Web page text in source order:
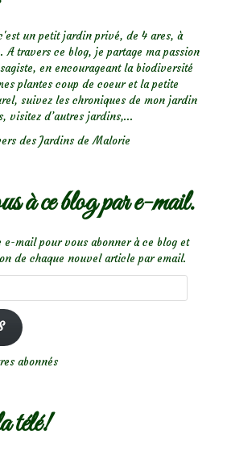
un petit jardin privé, de 4 ares, à
A travers ce blog, je partage ma passion
en encourageant la biodiversité
plantes coup de coeur et la petite
suivez les chroniques de mon jardin
visitez d’autres jardins,...
des Jardins de Malorie
à ce blog par e-mail.
e-mail pour vous abonner à ce blog et
de chaque nouvel article par email.
abonnés
télé!